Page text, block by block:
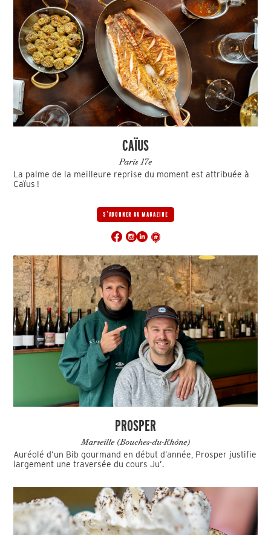
CAÏUS
Paris 17e
La palme de la meilleure reprise du moment est attribuée à
Caïus !
S'ABONNER AU MAGAZINE
PROSPER
Marseille (Bouches-du-Rhône)
Auréolé d’un Bib gourmand en début d’année, Prosper justifie
largement une traversée du cours Ju’.